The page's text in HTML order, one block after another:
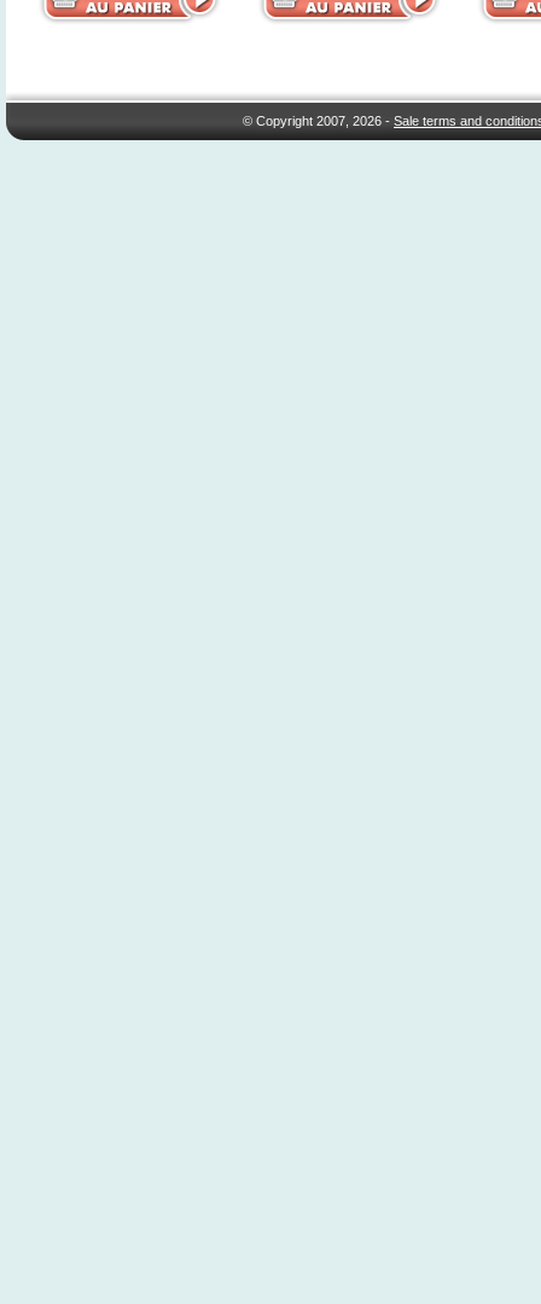
© Copyright 2007, 2026 -Sale terms and